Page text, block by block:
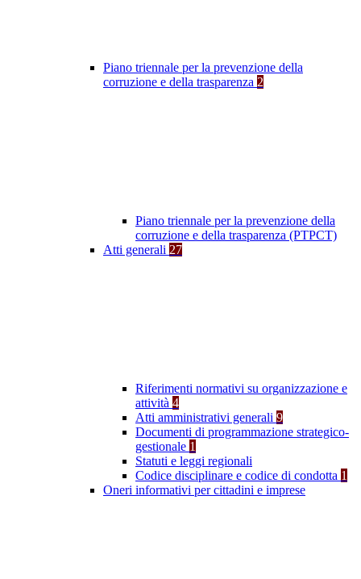
Piano triennale per la prevenzione della
corruzione e della trasparenza 2
Piano triennale per la prevenzione della
corruzione e della trasparenza (PTPCT)
Atti generali 27
Riferimenti normativi su organizzazione e
attività 4
Atti amministrativi generali 9
Documenti di programmazione strategico-
gestionale 1
Statuti e leggi regionali
Codice disciplinare e codice di condotta 1
Oneri informativi per cittadini e imprese